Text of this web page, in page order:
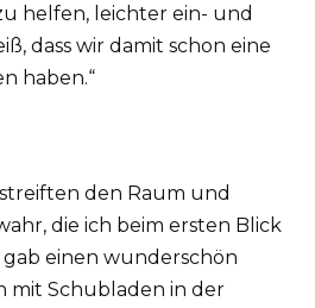
helfen, leichter ein- und
dass wir damit schon eine
haben.“
den Raum und
die ich beim ersten Blick
einen wunderschön
mit Schubladen in der